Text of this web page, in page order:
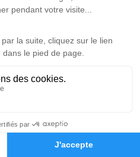
Hommages
hommage est
Je rends hommage
Route de Crémieu